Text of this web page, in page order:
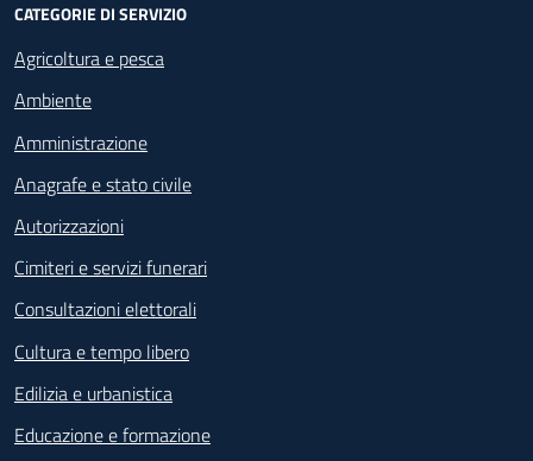
CATEGORIE DI SERVIZIO
Agricoltura e pesca
Ambiente
Amministrazione
Anagrafe e stato civile
Autorizzazioni
Cimiteri e servizi funerari
Consultazioni elettorali
Cultura e tempo libero
Edilizia e urbanistica
Educazione e formazione